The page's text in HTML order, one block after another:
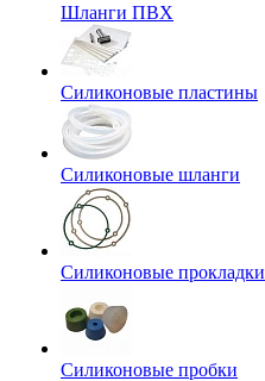
Шланги ПВХ
Силиконовые пластины
Силиконовые шланги
Силиконовые прокладки
Силиконовые пробки